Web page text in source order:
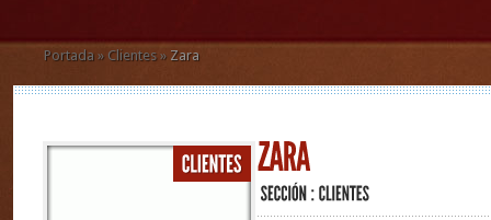
Portada » Clientes » Zara